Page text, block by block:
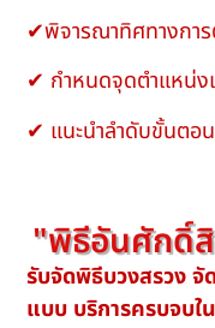
✔พิจารณาทิศทางกา
✔ กำหนดจุดตำแหน่งเ
✔ แนะนำลำดับขั้นต
"พิธีอันศักดิ์สิ
รับจัดพิธีบวงสรวงจั
แบบ บริการครบจบใ